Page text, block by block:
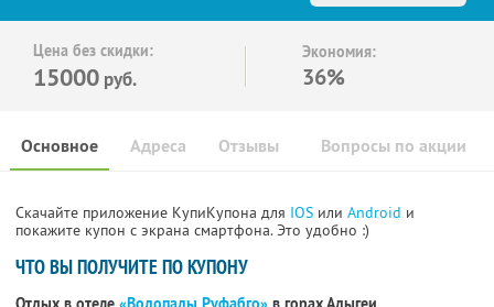
Цена без скидки:
15000 руб.
Экономия:
36%
Основное Отзывы Вопросы по акции
Адреса
Скачайте приложение КупиКупона для IOS или Android и
покажите купон с экрана смартфона. Это удобно :)
ЧТО ВЫ ПОЛУЧИТЕ ПО КУПОНУ